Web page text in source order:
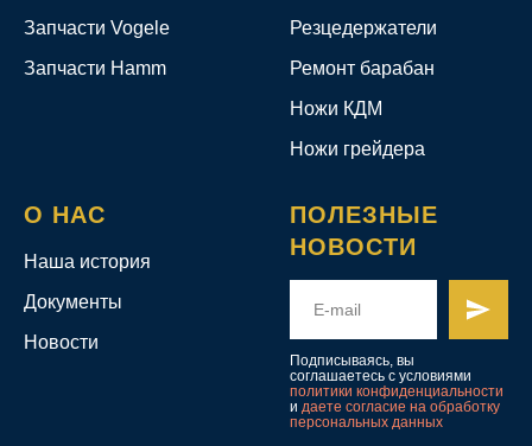
Запчасти Vogele
Запчасти Hamm
Резцедержатели
Ремонт барабан
Ножи КДМ
Ножи грейдера
О НАС
Наша история
Документы
Новости
ПОЛЕЗНЫЕ
НОВОСТИ
Подписываясь, вы
соглашаетесь с условиями
политики конфиденциальности
и даете согласие на обработку
персональных данных